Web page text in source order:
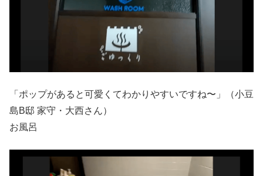
「ポップがあると可愛くてわかりやすいですね〜」（小豆
島B邸 家守・大西さん）
お風呂